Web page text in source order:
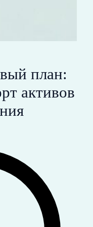
план:
активов